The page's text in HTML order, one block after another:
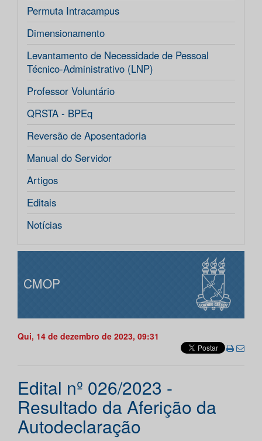
Permuta Intracampus
Dimensionamento
Levantamento de Necessidade de Pessoal
Técnico-Administrativo (LNP)
Professor Voluntário
QRSTA - BPEq
Reversão de Aposentadoria
Manual do Servidor
Artigos
Editais
Notícias
CMOP
Qui, 14 de dezembro de 2023, 09:31
Edital nº 026/2023 -
Resultado da Aferição da
Autodeclaração